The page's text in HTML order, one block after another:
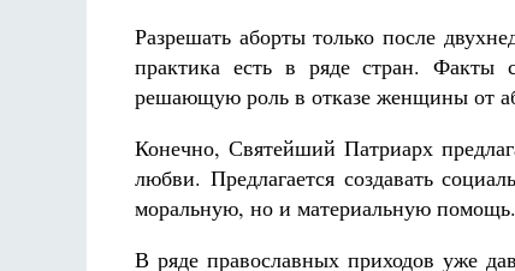
Разрешать аборты только после
практика есть в ряде стран. Факты
решающую роль в отказе женщины от
Конечно, Святейший Патриарх
любви. Предлагается создавать
моральную, но и материальную помощь.
В ряде православных приходов уже